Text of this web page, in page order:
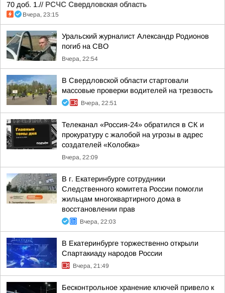
70 доб. 1.// РСЧС Свердловская область
Вчера, 23:15
Уральский журналист Александр Родионов
погиб на СВО
Вчера, 22:54
В Свердловской области стартовали
массовые проверки водителей на трезвость
Вчера, 22:51
Телеканал «Россия-24» обратился в СК и
прокуратуру с жалобой на угрозы в адрес
создателей «Колобка»
Вчера, 22:09
В г. Екатеринбурге сотрудники
Следственного комитета России помогли
жильцам многоквартирного дома в
восстановлении прав
Вчера, 22:03
В Екатеринбурге торжественно открыли
Спартакиаду народов России
Вчера, 21:49
Бесконтрольное хранение ключей привело к